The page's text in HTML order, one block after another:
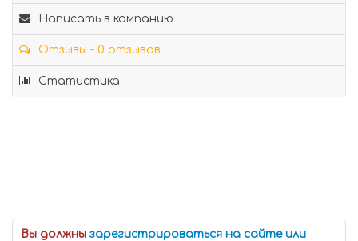
Написать в компанию
Отзывы - 0 отзывов
Статистика
Вы должны зарегистрироваться на сайте или